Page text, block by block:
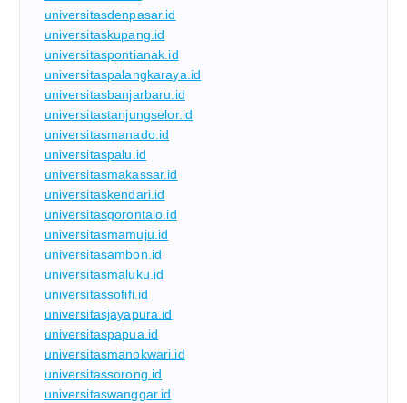
universitasdenpasar.id
universitaskupang.id
universitaspontianak.id
universitaspalangkaraya.id
universitasbanjarbaru.id
universitastanjungselor.id
universitasmanado.id
universitaspalu.id
universitasmakassar.id
universitaskendari.id
universitasgorontalo.id
universitasmamuju.id
universitasambon.id
universitasmaluku.id
universitassofifi.id
universitasjayapura.id
universitaspapua.id
universitasmanokwari.id
universitassorong.id
universitaswanggar.id